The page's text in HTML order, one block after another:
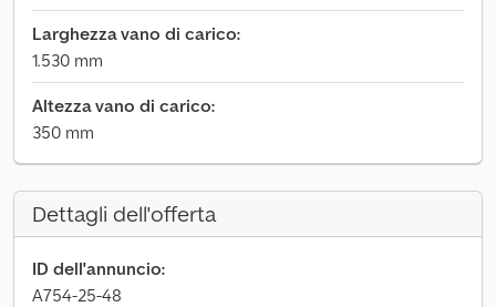
Larghezza vano di carico:
1.530 mm
Altezza vano di carico:
350 mm
Dettagli dell'offerta
ID dell'annuncio:
A754-25-48